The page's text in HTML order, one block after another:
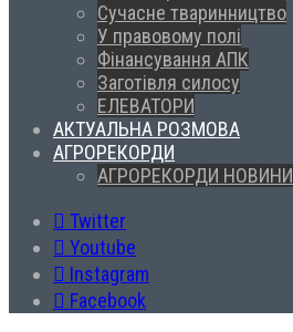
Сучасне тваринництво
У правовому полі
Фінансування АПК
Заготівля силосу
ЕЛЕВАТОРИ
АКТУАЛЬНА РОЗМОВА
АГРОРЕКОРДИ
АГРОРЕКОРДИ НОВИНИ
Twitter
Youtube
Instagram
Facebook